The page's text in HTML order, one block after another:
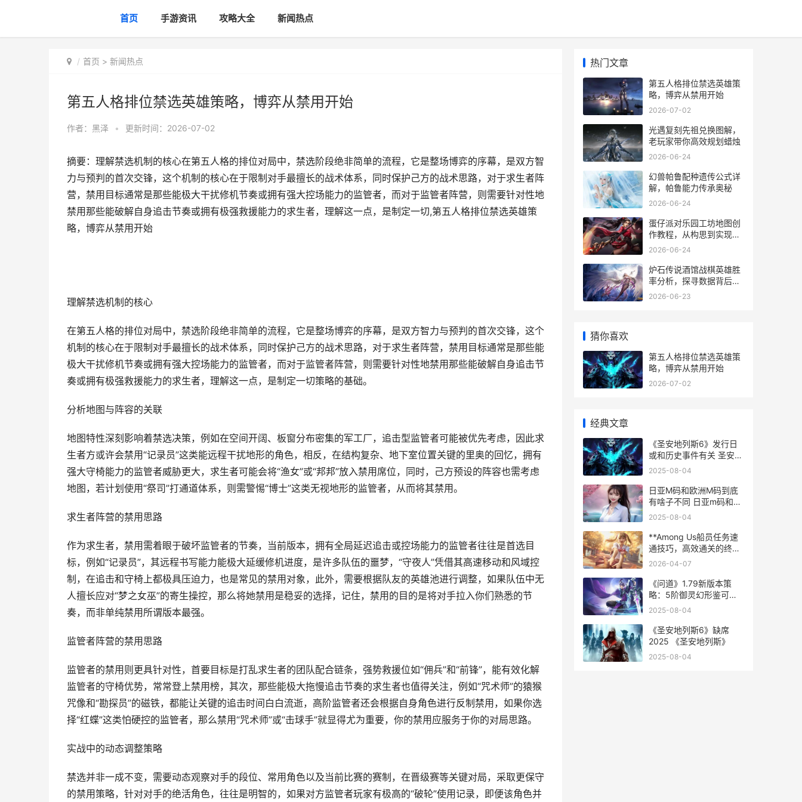
首页 手游资讯 攻略大全 新闻热点
首页 > 新闻热点
第五人格排位禁选英雄策略，博弈从禁用开始
作者： 黑泽 • 更新时间：2026-07-02
摘要：理解禁选机制的核心在第五人格的排位对局中，禁选阶段绝非简单的流程，它是整场博弈的序幕，是双方智
力与预判的首次交锋，这个机制的核心在于限制对手最擅长的战术体系，同时保护己方的战术思路，对于求生者阵
营，禁用目标通常是那些能极大干扰修机节奏或拥有强大控场能力的监管者，而对于监管者阵营，则需要针对性地
禁用那些能破解自身追击节奏或拥有极强救援能力的求生者，理解这一点，是制定一切,第五人格排位禁选英雄策
略，博弈从禁用开始
理解禁选机制的核心
在第五人格的排位对局中，禁选阶段绝非简单的流程，它是整场博弈的序幕，是双方智力与预判的首次交锋，这个
机制的核心在于限制对手最擅长的战术体系，同时保护己方的战术思路，对于求生者阵营，禁用目标通常是那些能
极大干扰修机节奏或拥有强大控场能力的监管者，而对于监管者阵营，则需要针对性地禁用那些能破解自身追击节
奏或拥有极强救援能力的求生者，理解这一点，是制定一切策略的基础。
分析地图与阵容的关联
地图特性深刻影响着禁选决策，例如在空间开阔、板窗分布密集的军工厂，追击型监管者可能被优先考虑，因此求
生者方或许会禁用“记录员”这类能远程干扰地形的角色，相反，在结构复杂、地下室位置关键的里奥的回忆，拥有
强大守椅能力的监管者威胁更大，求生者可能会将“渔女”或“邦邦”放入禁用席位，同时，己方预设的阵容也需考虑
地图，若计划使用“祭司”打通道体系，则需警惕“博士”这类无视地形的监管者，从而将其禁用。
求生者阵营的禁用思路
作为求生者，禁用需着眼于破坏监管者的节奏，当前版本，拥有全局延迟追击或控场能力的监管者往往是首选目
标，例如“记录员”，其远程书写能力能极大延缓修机进度，是许多队伍的噩梦，“守夜人”凭借其高速移动和风域控
制，在追击和守椅上都极具压迫力，也是常见的禁用对象，此外，需要根据队友的英雄池进行调整，如果队伍中无
人擅长应对“梦之女巫”的寄生操控，那么将她禁用是稳妥的选择，记住，禁用的目的是将对手拉入你们熟悉的节
奏，而非单纯禁用所谓版本最强。
监管者阵营的禁用思路
监管者的禁用则更具针对性，首要目标是打乱求生者的团队配合链条，强势救援位如“佣兵”和“前锋”，能有效化解
监管者的守椅优势，常常登上禁用榜，其次，那些能极大拖慢追击节奏的求生者也值得关注，例如“咒术师”的猿猴
咒像和“勘探员”的磁铁，都能让关键的追击时间白白流逝，高阶监管者还会根据自身角色进行反制禁用，如果你选
择“红蝶”这类怕硬控的监管者，那么禁用“咒术师”或“击球手”就显得尤为重要，你的禁用应服务于你的对局思路。
实战中的动态调整策略
禁选并非一成不变，需要动态观察对手的段位、常用角色以及当前比赛的赛制，在晋级赛等关键对局，采取更保守
的禁用策略，针对对手的绝活角色，往往是明智的，如果对方监管者玩家有极高的“破轮”使用记录，即便该角色并
热门文章
第五人格排位禁选英雄策
略，博弈从禁用开始
2026-07-02
光遇复刻先祖兑换图解，
老玩家带你高效规划蜡烛
2026-06-24
幻兽帕鲁配种遗传公式详
解，帕鲁能力传承奥秘
2026-06-24
蛋仔派对乐园工坊地图创
作教程，从构思到实现的
玩家指南
2026-06-24
炉石传说酒馆战棋英雄胜
率分析，探寻数据背后的
致胜之道
2026-06-23
猜你喜欢
第五人格排位禁选英雄策
略，博弈从禁用开始
2026-07-02
经典文章
《圣安地列斯6》发行日
或和历史事件有关 圣安地
列斯60帧安卓下载
2025-08-04
日亚M码和欧洲M码到底
有啥子不同 日亚m码和欧
洲m码app
2025-08-04
**Among Us船员任务速
通技巧，高效通关的终极
指南**
2026-04-07
《问道》1.79新版本策
略：5阶御灵幻形鉴可以
变成绝版锐龙豹形象 问道
2025-08-04
《圣安地列斯6》缺席
2025 《圣安地列斯》
2025-08-04